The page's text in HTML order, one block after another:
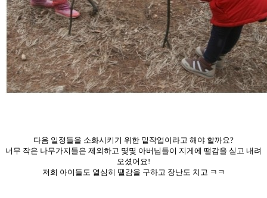
다음 일정들을 소화시키기 위한 밑작업이라고 해야 할까요?
너무 작은 나무가지들은 제외하고 몇몇 아버님들이 지게에 땔감을 싣고 내려
오셨어요!
저희 아이들도 열심히 땔감을 구하고 장난도 치고 ㅋㅋ